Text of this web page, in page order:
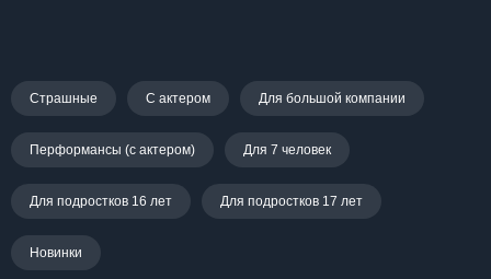
Страшные С актером Для большой компании
Перформансы (с актером) Для 7 человек
Для подростков 16 лет Для подростков 17 лет
Новинки